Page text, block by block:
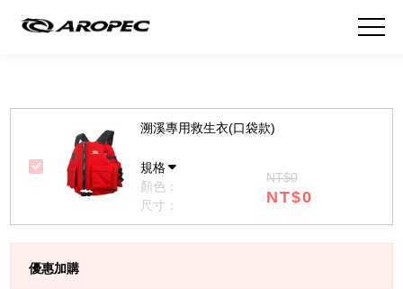
溯溪專用救生衣(口袋款)
規格
顏色：
尺寸：
NT$0
NT$0
優惠加購